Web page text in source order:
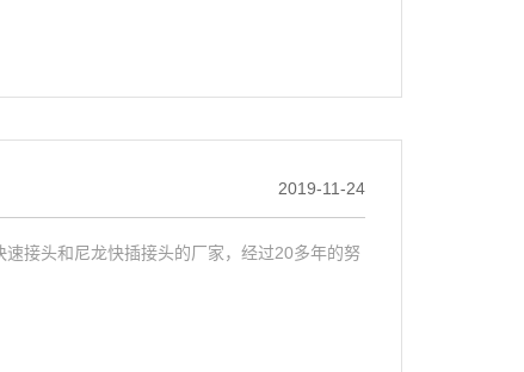
2019-11-24
接头和尼龙快插接头的厂家，经过20多年的努